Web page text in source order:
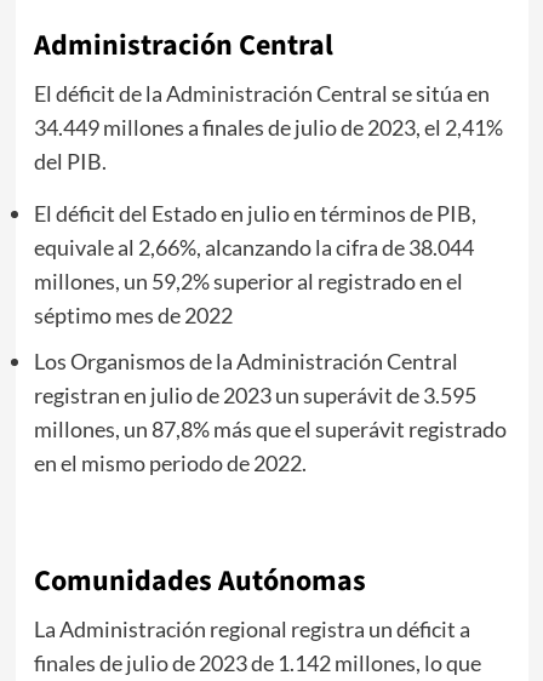
Administración Central
El déficit de la Administración Central se sitúa en
34.449 millones a finales de julio de 2023, el 2,41%
del PIB.
El déficit del Estado en julio en términos de PIB,
equivale al 2,66%, alcanzando la cifra de 38.044
millones, un 59,2% superior al registrado en el
séptimo mes de 2022
Los Organismos de la Administración Central
registran en julio de 2023 un superávit de 3.595
millones, un 87,8% más que el superávit registrado
en el mismo periodo de 2022.
Comunidades Autónomas
La Administración regional registra un déficit a
finales de julio de 2023 de 1.142 millones, lo que